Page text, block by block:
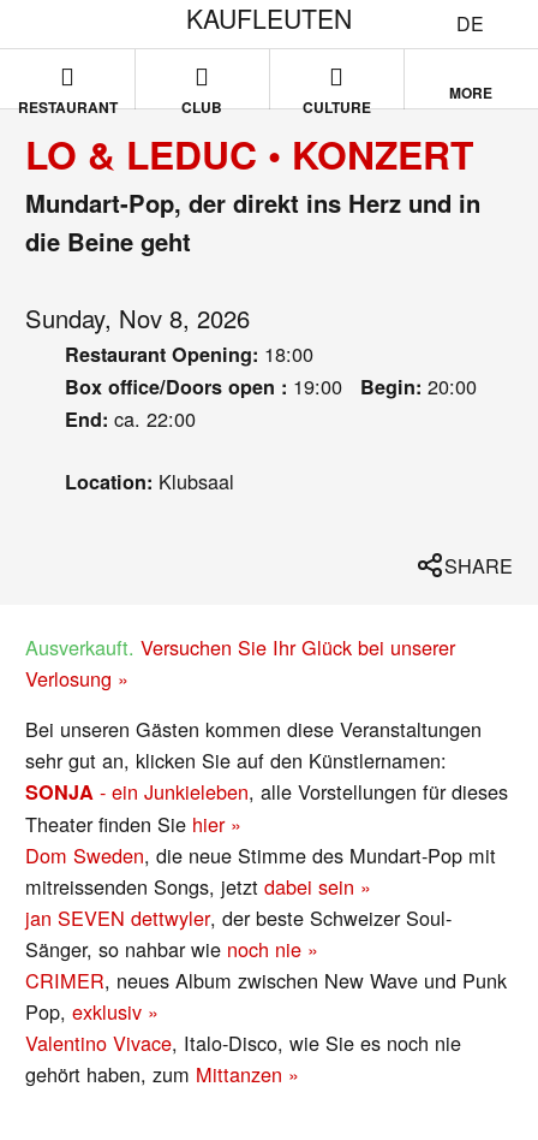
DE
KAUFLEUTEN
RESTAURANT CLUB CULTURE
MORE
LO & LEDUC • KONZERT
Mundart-Pop, der direkt ins Herz und in
die Beine geht
Sunday, Nov 8, 2026
Restaurant Opening: 18:00
Box office/Doors open : 19:00 Begin: 20:00
End: ca. 22:00
Location: Klubsaal
SHARE
Ausverkauft.Versuchen Sie Ihr Glück bei unserer
Verlosung »
Bei unseren Gästen kommen diese Veranstaltungen
sehr gut an, klicken Sie auf den Künstlernamen:
SONJA - ein Junkieleben, alle Vorstellungen für dieses
Theater finden Sie hier »
Dom Sweden, die neue Stimme des Mundart-Pop mit
mitreissenden Songs, jetztdabei sein »
jan SEVEN dettwyler, der beste Schweizer Soul-
Sänger, so nahbar wie noch nie »
CRIMER, neues Album zwischen New Wave und Punk
Pop,exklusiv »
Valentino Vivace, Italo-Disco, wie Sie es noch nie
gehört haben, zum Mittanzen »